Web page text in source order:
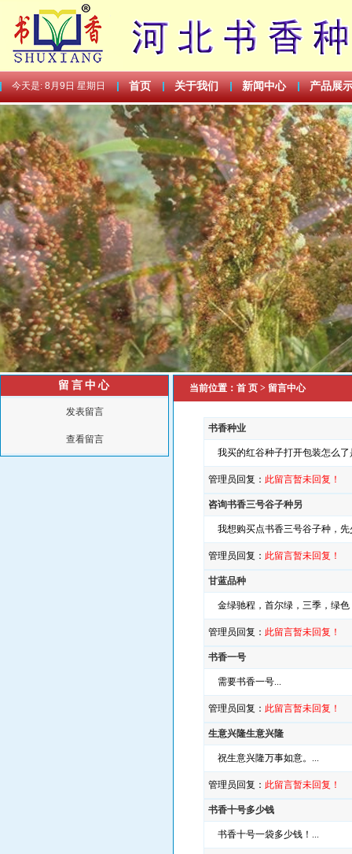
今天是:8月9日 星期日 首页 关于我们 新闻中心 产品展
留言中心
发表留言
查看留言
当前位置： 首 页 > 留言中心
书香种业
我买的红谷种子打开包装怎么了
管理员回复： 此留言暂未回复！
咨询书香三号谷子种另
我想购买点书香三号谷子种，先
管理员回复： 此留言暂未回复！
甘蓝品种
金绿驰程，首尔绿，三季，绿
管理员回复： 此留言暂未回复！
书香一号
需要书香一号...
管理员回复： 此留言暂未回复！
生意兴隆生意兴隆
祝生意兴隆万事如意。...
管理员回复： 此留言暂未回复！
书香十号多少钱
书香十号一袋多少钱！...